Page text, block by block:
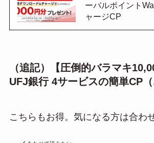
ーバルポイント
ャージCP
（追記）【圧倒的バラマキ
UFJ銀行 4サービスの簡単CP（
こちらもお得。気になる方は合わ